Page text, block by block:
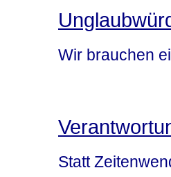
Wir brauchen
Statt